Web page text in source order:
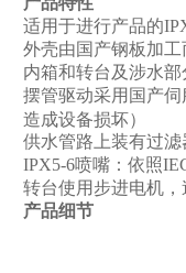
适用于进行产品的
外壳由国产钢板加
内箱和转台及涉水
摆管驱动采用国产
造成设备损坏）
供水管路上装有过
IPX5-6喷嘴：依照
转台使用步进电机
产品细节